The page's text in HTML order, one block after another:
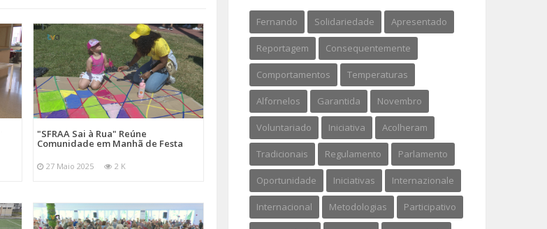
"SFRAA Sai à Rua" Reúne
Comunidade em Manhã de Festa
27 Maio 2025 2 K
Fernando Solidariedade Apresentado
Reportagem Consequentemente
Comportamentos Temperaturas
Alfornelos Garantida Novembro
Voluntariado Iniciativa Acolheram
Tradicionais Regulamento Parlamento
Oportunidade Iniciativas Internazionale
Internacional Metodologias Participativo